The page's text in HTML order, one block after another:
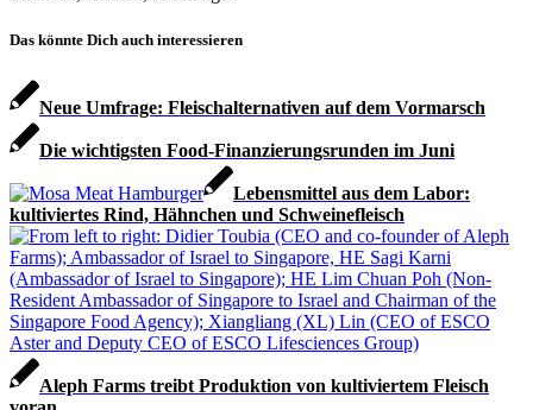
Das könnte Dich auch interessieren
Neue Umfrage: Fleischalternativen auf dem Vormarsch
Die wichtigsten Food-Finanzierungsrunden im Juni
Lebensmittel aus dem Labor:
kultiviertes Rind, Hähnchen und Schweinefleisch
Aleph Farms treibt Produktion von kultiviertem Fleisch